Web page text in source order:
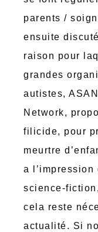
parents /
ensuite
raison pour
grandes
autistes,
Network,
filicide, pour
meurtre
a
science-
cela reste
actualité. Si